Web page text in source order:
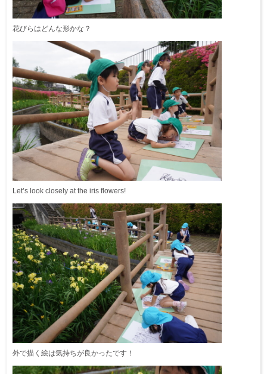
花びらはどんな形かな？
Let’s look closely at the iris flowers!
外で描く絵は気持ちが良かったです！